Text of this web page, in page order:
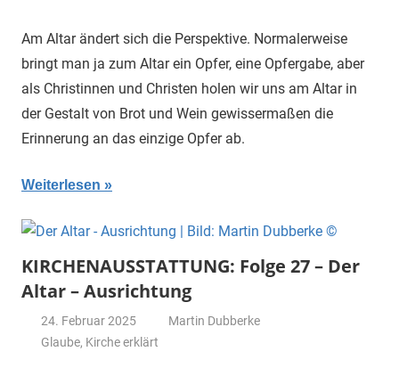
Am Altar ändert sich die Perspektive. Normalerweise
bringt man ja zum Altar ein Opfer, eine Opfergabe, aber
als Christinnen und Christen holen wir uns am Altar in
der Gestalt von Brot und Wein gewissermaßen die
Erinnerung an das einzige Opfer ab.
Weiterlesen
KIRCHENAUSSTATTUNG: Folge 27 – Der
Altar – Ausrichtung
24. Februar 2025
Martin Dubberke
Glaube, Kirche erklärt